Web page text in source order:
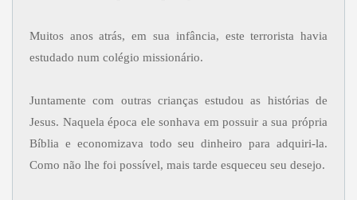
Muitos anos atrás, em sua infância, este terrorista havia
estudado num colégio missionário.
Juntamente com outras crianças estudou as histórias de
Jesus. Naquela época ele sonhava em possuir a sua própria
Bíblia e economizava todo seu dinheiro para adquiri-la.
Como não lhe foi possível, mais tarde esqueceu seu desejo.